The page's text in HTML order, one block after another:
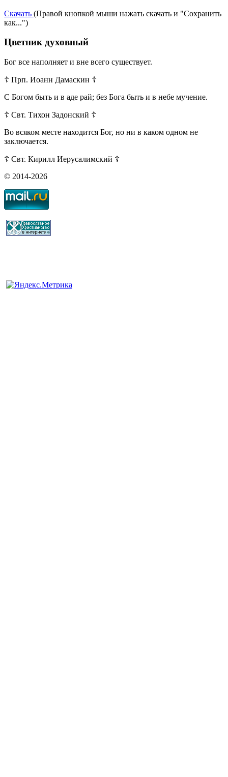
Скачать (Правой кнопкой мыши нажать скачать и "Сохранить
как...")
Цветник духовный
Бог все наполняет и вне всего существует.
☦ Прп. Иоанн Дамаскин ☦
С Богом быть и в аде рай; без Бога быть и в небе мучение.
☦ Свт. Тихон Задонский ☦
Во всяком месте находится Бог, но ни в каком одном не
заключается.
☦ Свт. Кирилл Иерусалимский ☦
© 2014-2026